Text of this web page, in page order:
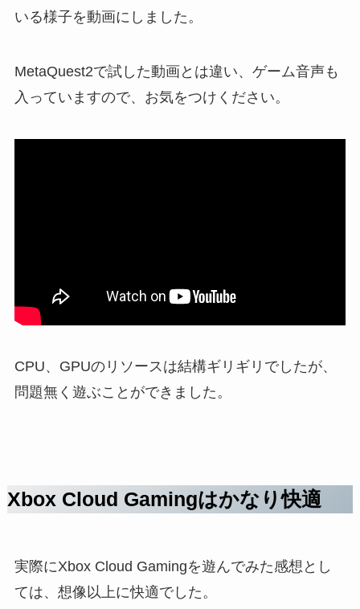
いる様子を動画にしました。
MetaQuest2で試した動画とは違い、ゲーム音声も
入っていますので、お気をつけください。
CPU、GPUのリソースは結構ギリギリでしたが、
問題無く遊ぶことができました。
Xbox Cloud Gamingはかなり快適
実際にXbox Cloud Gamingを遊んでみた感想とし
ては、想像以上に快適でした。